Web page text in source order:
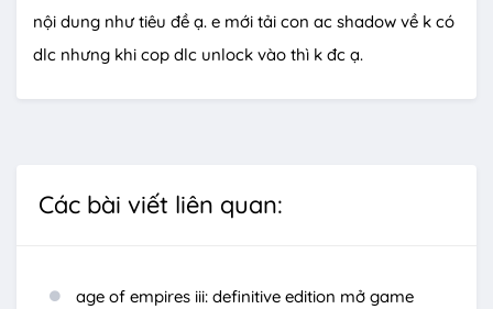
nội dung như tiêu đề ạ. e mới tải con ac shadow về k có
dlc nhưng khi cop dlc unlock vào thì k đc ạ.
Các bài viết liên quan:
age of empires iii: definitive edition mở game